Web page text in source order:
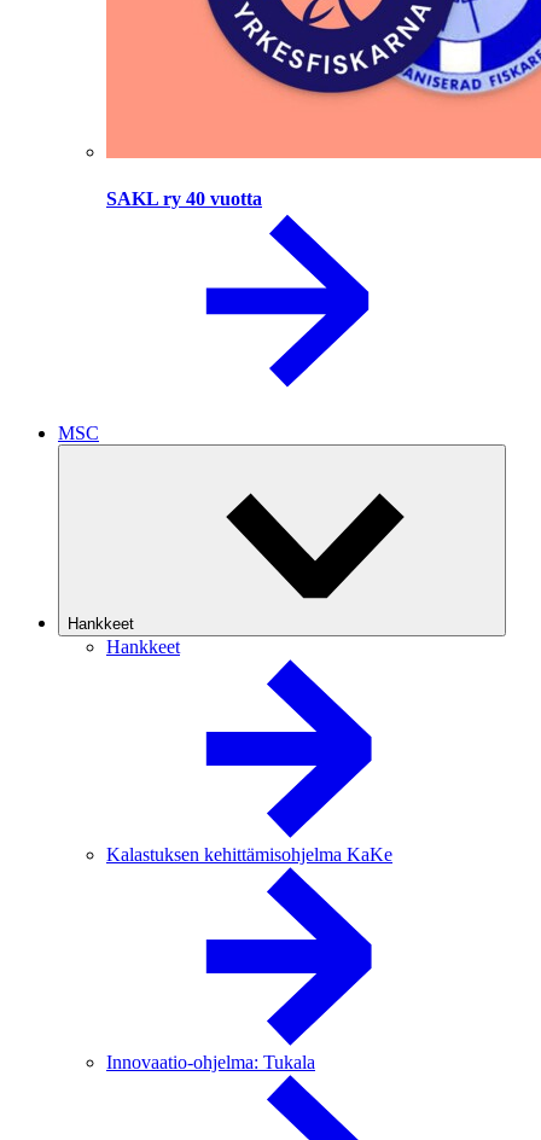
SAKL ry 40 vuotta
MSC
Hankkeet
Hankkeet
Kalastuksen kehittämisohjelma KaKe
Innovaatio-ohjelma: Tukala